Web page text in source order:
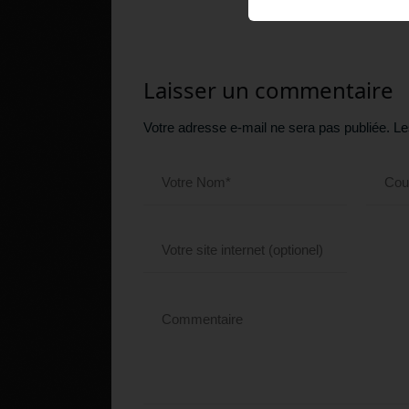
Laisser un commentaire
Votre adresse e-mail ne sera pas publiée.